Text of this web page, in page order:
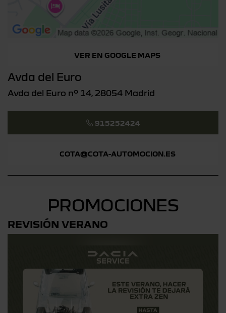
VER EN GOOGLE MAPS
Avda del Euro
Avda del Euro nº 14, 28054 Madrid
915252424
COTA@COTA-AUTOMOCION.ES
PROMOCIONES
REVISIÓN VERANO